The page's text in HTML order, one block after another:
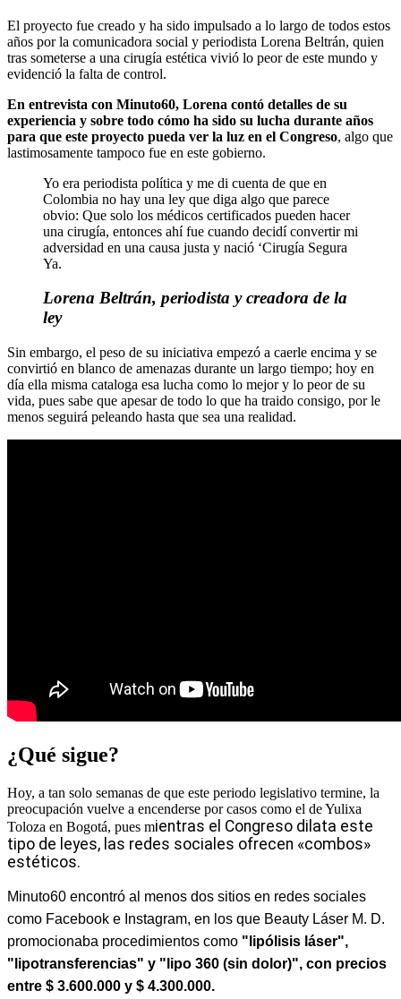
El proyecto fue creado y ha sido impulsado a lo largo de todos estos
años por la comunicadora social y periodista Lorena Beltrán, quien
tras someterse a una cirugía estética vivió lo peor de este mundo y
evidenció la falta de control.
En entrevista con Minuto60, Lorena contó detalles de su
experiencia y sobre todo cómo ha sido su lucha durante años
para que este proyecto pueda ver la luz en el Congreso, algo que
lastimosamente tampoco fue en este gobierno.
Yo era periodista política y me di cuenta de que en
Colombia no hay una ley que diga algo que parece
obvio: Que solo los médicos certificados pueden hacer
una cirugía, entonces ahí fue cuando decidí convertir mi
adversidad en una causa justa y nació ‘Cirugía Segura
Ya.
Lorena Beltrán, periodista y creadora de la
ley
Sin embargo, el peso de su iniciativa empezó a caerle encima y se
convirtió en blanco de amenazas durante un largo tiempo; hoy en
día ella misma cataloga esa lucha como lo mejor y lo peor de su
vida, pues sabe que apesar de todo lo que ha traido consigo, por le
menos seguirá peleando hasta que sea una realidad.
¿Qué sigue?
Hoy, a tan solo semanas de que este periodo legislativo termine, la
preocupación vuelve a encenderse por casos como el de Yulixa
Toloza en Bogotá, pues mientras el Congreso dilata este
tipo de leyes, las redes sociales ofrecen «combos»
estéticos.
Minuto60 encontró al menos dos sitios en redes sociales
como Facebook e Instagram, en los que Beauty Láser M. D.
promocionaba procedimientos como "lipólisis láser",
"lipotransferencias" y "lipo 360 (sin dolor)", con precios
entre $ 3.600.000 y $ 4.300.000.